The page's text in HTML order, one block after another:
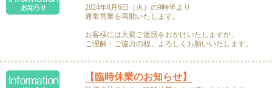
2024年8月6日（火）の9時半より
通常営業を再開いたします。
お客様には大変ご迷惑をおかけいたしますが、
ご理解・ご協力の程、よろしくお願いいたします。
【臨時休業のお知らせ】